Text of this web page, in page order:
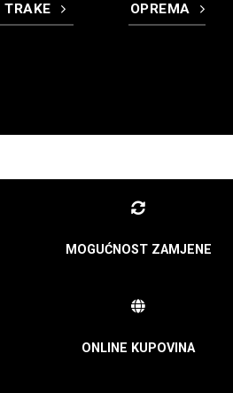
TRAKE OPREMA
MOGUĆNOST ZAMJENE
ONLINE KUPOVINA